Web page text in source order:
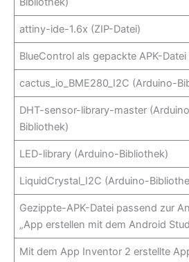
attiny-ide-1.6x (ZIP-Datei)
BlueControl als gepackte APK-Datei
cactus_io_BME280_I2C (Arduino-
DHT-sensor-library-master
Bibliothek)
LED-library (Arduino-Bibliothek)
LiquidCrystal_I2C (Arduino-
Gezippte-APK-Datei passend zur
„App erstellen mit dem Android
Mit dem App Inventor 2 erstellte